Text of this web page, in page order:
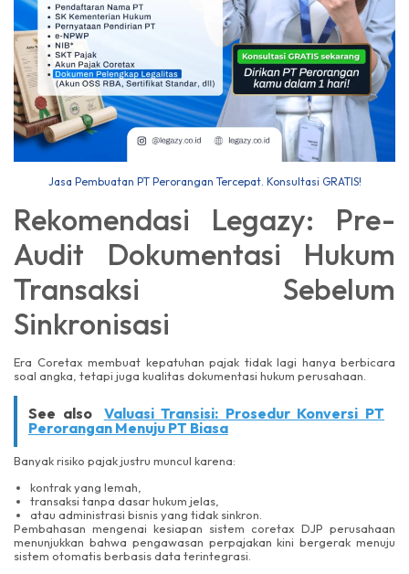
Jasa Pembuatan PT Perorangan Tercepat. Konsultasi GRATIS!
Rekomendasi Legazy: Pre-
Audit Dokumentasi Hukum
Transaksi Sebelum
Sinkronisasi
Era Coretax membuat kepatuhan pajak tidak lagi hanya berbicara
soal angka, tetapi juga kualitas dokumentasi hukum perusahaan.
See also
Valuasi Transisi: Prosedur Konversi PT
Perorangan Menuju PT Biasa
Banyak risiko pajak justru muncul karena:
kontrak yang lemah,
transaksi tanpa dasar hukum jelas,
atau administrasi bisnis yang tidak sinkron.
Pembahasan mengenai kesiapan sistem coretax DJP perusahaan
menunjukkan bahwa pengawasan perpajakan kini bergerak menuju
sistem otomatis berbasis data terintegrasi.